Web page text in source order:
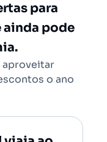
para
ainda pode
aproveitar
o ano